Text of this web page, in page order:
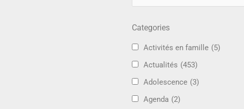
Categories
Activités en famille (5)
Actualités (453)
Adolescence (3)
Agenda (2)